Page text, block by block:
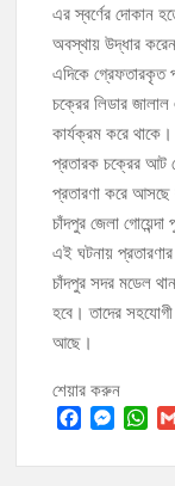
এর স্বর্ণের দোকান
অবস্থায় উদ্ধার
এদিকে গ্রেফতারকৃত
চক্রের লিডার
কার্যক্রম করে থাকে।
প্রতারক চক্রের আট
প্রতারণা করে আসছে
চাঁদপুর জেলা
এই ঘটনায়
চাঁদপুর সদর মডেল
হবে। তাদের
আছে।
শেয়ার করুন
a
e
h
m